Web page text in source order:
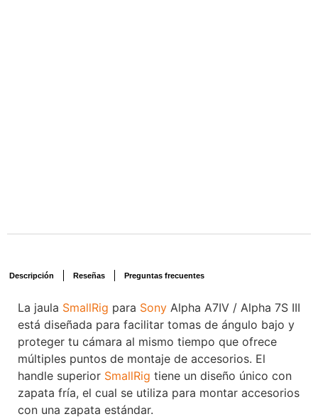
Descripción Reseñas Preguntas frecuentes
La jaula SmallRig para Sony Alpha A7IV / Alpha 7S III
está diseñada para facilitar tomas de ángulo bajo y
proteger tu cámara al mismo tiempo que ofrece
múltiples puntos de montaje de accesorios. El
handle superior SmallRig tiene un diseño único con
zapata fría, el cual se utiliza para montar accesorios
con una zapata estándar.